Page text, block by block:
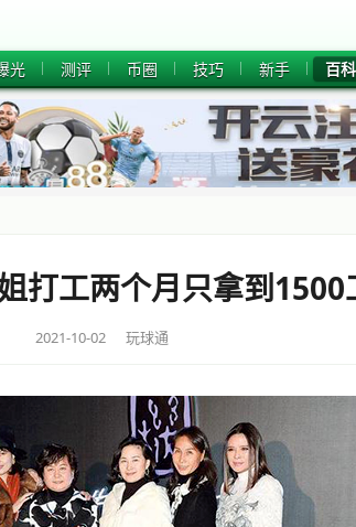
光 测评 币圈 技巧 新手 百科
打工两个月只拿到1500
2021-10-02 玩球通